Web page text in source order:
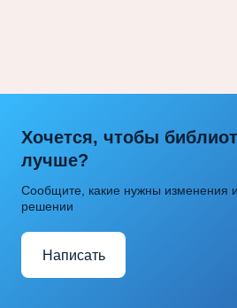
Хочется, чтобы
лучше?
Сообщите, какие нужны изменения
решении
Написать